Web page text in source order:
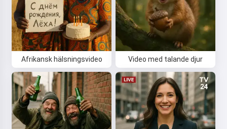
Afrikansk hälsningsvideo Video med talande djur